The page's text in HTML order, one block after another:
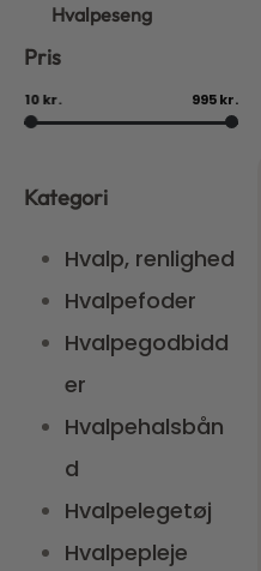
Hvalpeseng
Pris
10 kr. 995 kr.
Kategori
Hvalp, renlighed
Hvalpefoder
Hvalpegodbidd
er
Hvalpehalsbån
d
Hvalpelegetøj
Hvalpepleje